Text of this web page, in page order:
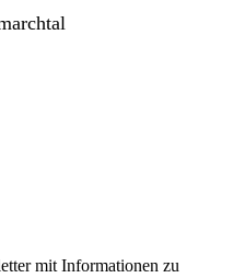
mit Informationen zu